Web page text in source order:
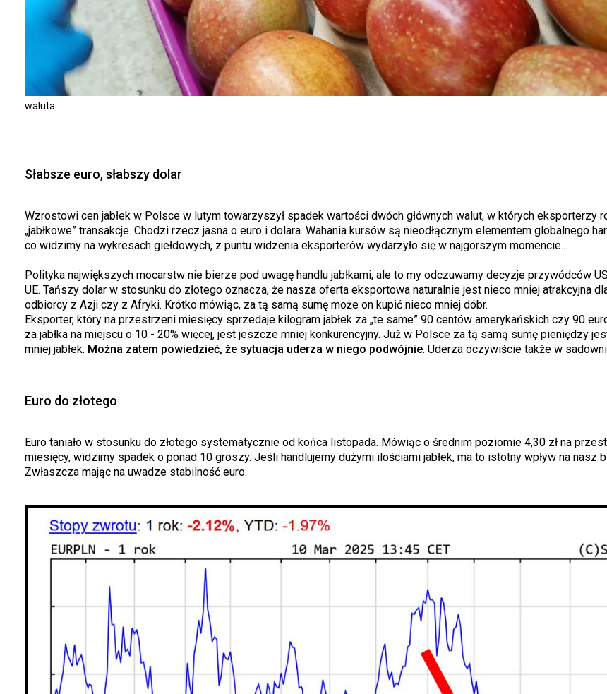
waluta
Słabsze euro, słabszy dolar
Wzrostowi cen jabłek w Polsce w lutym towarzyszył spadek wartości dwóch głównych walut, w których eksporterzy
„jabłkowe” transakcje. Chodzi rzecz jasna o euro i dolara. Wahania kursów są nieodłącznym elementem globalnego
co widzimy na wykresach giełdowych, z puntu widzenia eksporterów wydarzyło się w najgorszym momencie...
Polityka największych mocarstw nie bierze pod uwagę handlu jabłkami, ale to my odczuwamy decyzje przywódców
UE. Tańszy dolar w stosunku do złotego oznacza, że nasza oferta eksportowa naturalnie jest nieco mniej atrakcyjna
odbiorcy z Azji czy z Afryki. Krótko mówiąc, za tą samą sumę może on kupić nieco mniej dóbr.
Eksporter, który na przestrzeni miesięcy sprzedaje kilogram jabłek za „te same” 90 centów amerykańskich czy 90
za jabłka na miejscu o 10 - 20% więcej, jest jeszcze mniej konkurencyjny. Już w Polsce za tą samą sumę pieniędzy
mniej jabłek. Można zatem powiedzieć, że sytuacja uderza w niego podwójnie. Uderza oczywiście także w
Euro do złotego
Euro taniało w stosunku do złotego systematycznie od końca listopada. Mówiąc o średnim poziomie 4,30 zł na
miesięcy, widzimy spadek o ponad 10 groszy. Jeśli handlujemy dużymi ilościami jabłek, ma to istotny wpływ na nasz
Zwłaszcza mając na uwadze stabilność euro.